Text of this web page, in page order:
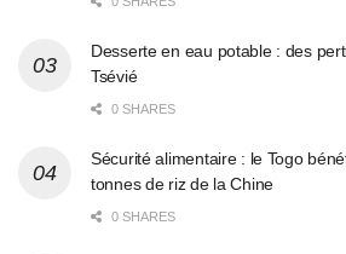
Desserte en eau potable : des
Tsévié
0 SHARES
Sécurité alimentaire : le Togo
tonnes de riz de la Chine
0 SHARES